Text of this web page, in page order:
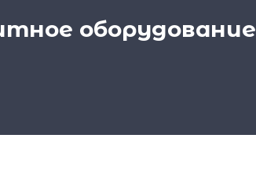
оборудование